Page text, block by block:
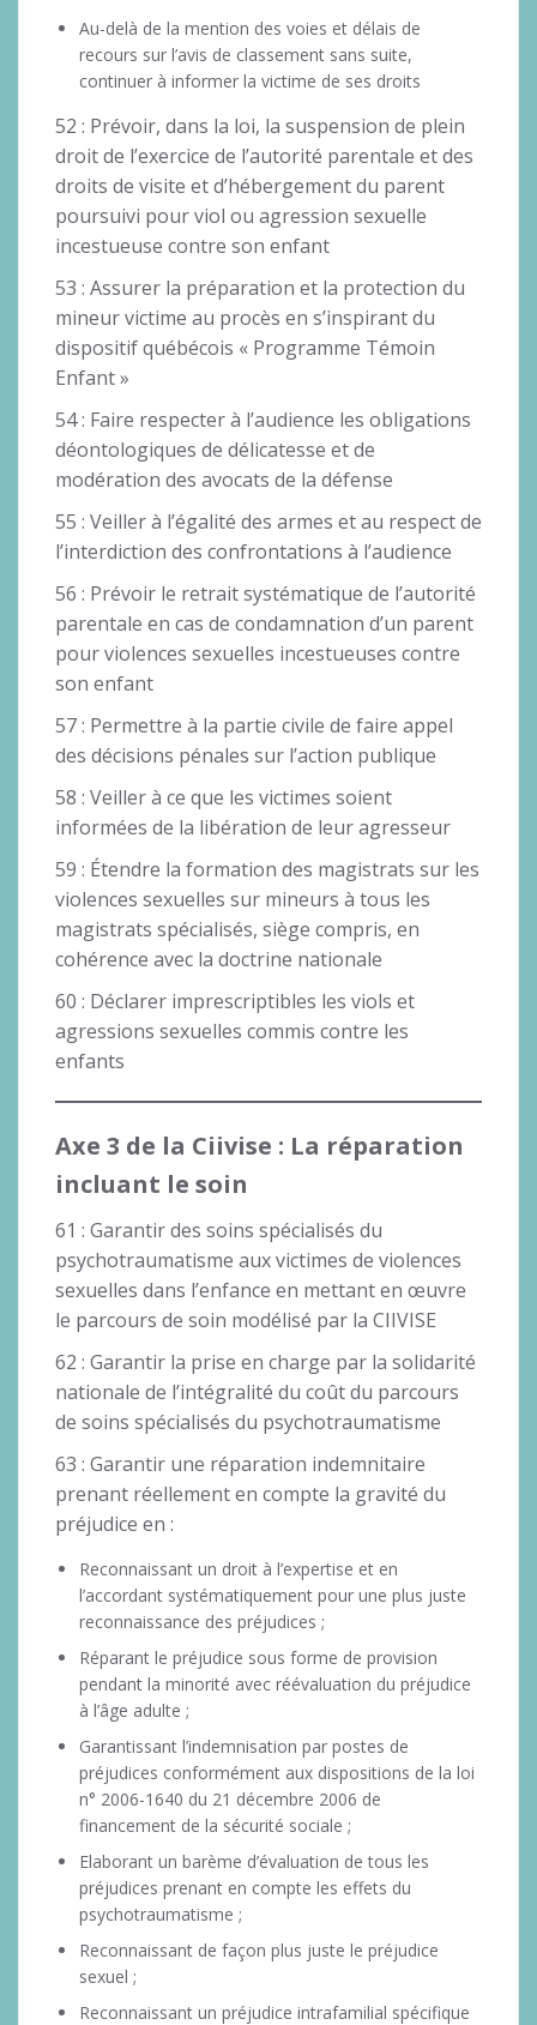
Au-delà de la mention des voies et délais de
recours sur l’avis de classement sans suite,
continuer à informer la victime de ses droits
52 : Prévoir, dans la loi, la suspension de plein
droit de l’exercice de l’autorité parentale et des
droits de visite et d’hébergement du parent
poursuivi pour viol ou agression sexuelle
incestueuse contre son enfant
53 : Assurer la préparation et la protection du
mineur victime au procès en s’inspirant du
dispositif québécois « Programme Témoin
Enfant »
54 : Faire respecter à l’audience les obligations
déontologiques de délicatesse et de
modération des avocats de la défense
55 : Veiller à l’égalité des armes et au respect de
l’interdiction des confrontations à l’audience
56 : Prévoir le retrait systématique de l’autorité
parentale en cas de condamnation d’un parent
pour violences sexuelles incestueuses contre
son enfant
57 : Permettre à la partie civile de faire appel
des décisions pénales sur l’action publique
58 : Veiller à ce que les victimes soient
informées de la libération de leur agresseur
59 : Étendre la formation des magistrats sur les
violences sexuelles sur mineurs à tous les
magistrats spécialisés, siège compris, en
cohérence avec la doctrine nationale
60 : Déclarer imprescriptibles les viols et
agressions sexuelles commis contre les
enfants
Axe 3 de la Ciivise : La réparation
incluant le soin
61 : Garantir des soins spécialisés du
psychotraumatisme aux victimes de violences
sexuelles dans l’enfance en mettant en œuvre
le parcours de soin modélisé par la CIIVISE
62 : Garantir la prise en charge par la solidarité
nationale de l’intégralité du coût du parcours
de soins spécialisés du psychotraumatisme
63 : Garantir une réparation indemnitaire
prenant réellement en compte la gravité du
préjudice en :
Reconnaissant un droit à l’expertise et en
l’accordant systématiquement pour une plus juste
reconnaissance des préjudices ;
Réparant le préjudice sous forme de provision
pendant la minorité avec réévaluation du préjudice
à l’âge adulte ;
Garantissant l’indemnisation par postes de
préjudices conformément aux dispositions de la loi
n° 2006-1640 du 21 décembre 2006 de
financement de la sécurité sociale ;
Elaborant un barème d’évaluation de tous les
préjudices prenant en compte les effets du
psychotraumatisme ;
Reconnaissant de façon plus juste le préjudice
sexuel ;
Reconnaissant un préjudice intrafamilial spécifique